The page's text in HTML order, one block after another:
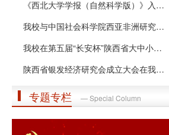
《西北大学学报（自然科学版）》入选“...
我校与中国社会科学院西亚非洲研究所签...
我校在第五届“长安杯”陕西省大中小学...
陕西省银发经济研究会成立大会在我校举行
专题专栏 — Special Column